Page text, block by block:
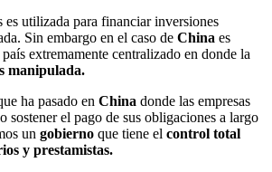
es utilizada para financiar inversiones
Sin embargo en el caso de China es
extremamente centralizado en donde la
manipulada.
ha pasado en China donde las empresas
sostener el pago de sus obligaciones a largo
un gobierno que tiene el control total
y prestamistas.